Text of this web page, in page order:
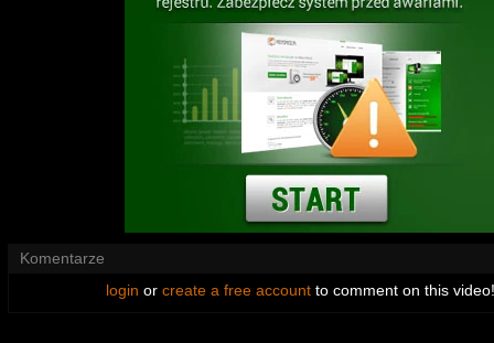
Komentarze
login or create a free accountto comment on this video!